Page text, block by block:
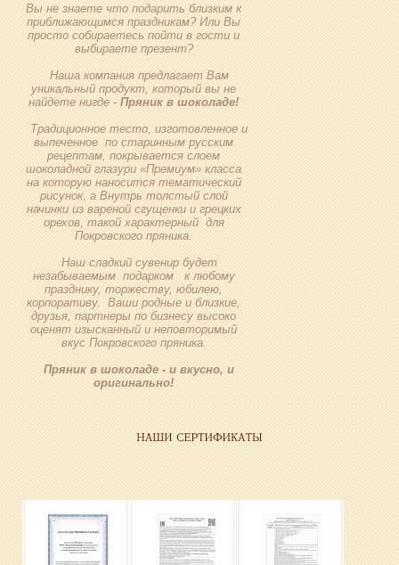
Вы не знаете что подарить близким к
приближающимся праздникам? Или Вы
просто собираетесь пойти в гости и
выбираете презент?
Наша компания предлагает Вам
уникальный продукт, который вы не
найдете нигде -Пряник в шоколаде!
Традиционное тесто, изготовленное и
выпеченное по старинным русским
рецептам, покрывается слоем
шоколадной глазури «Премиум» класса
на которую наносится тематический
рисунок, а Внутрь толстый слой
начинки из вареной сгущенки и грецких
орехов, такой характерный для
Покровского пряника.
Наш сладкий сувенир будет
незабываемым подарком к любому
празднику, торжеству, юбилею,
корпоративу. Ваши родные и близкие,
друзья, партнеры по бизнесу высоко
оценят изысканный и неповторимый
вкус Покровского пряника.
Пряник в шоколаде - и вкусно, и
оригинально!